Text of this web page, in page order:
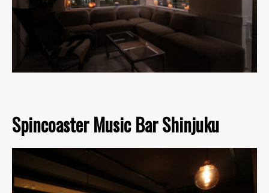
Spincoaster Music Bar Shinjuku